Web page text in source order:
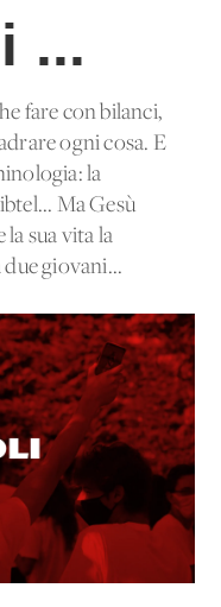
...
fare con bilanci,
ogni cosa. E
la
Ma Gesù
sua vita la
giovani...